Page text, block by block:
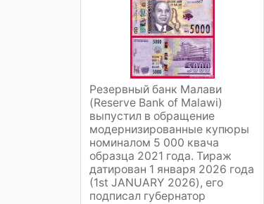
Резервный банк Малави
(Reserve Bank of Malawi)
выпустил в обращение
модернизированные купюры
номиналом 5 000 квача
образца 2021 года. Тираж
датирован 1 января 2026 года
(1st JANUARY 2026), его
подписал губернатор